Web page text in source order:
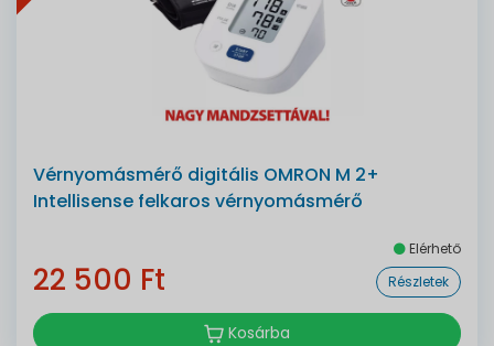
Vérnyomásmérő digitális OMRON M 2+
Intellisense felkaros vérnyomásmérő
Elérhető
22 500 Ft Részletek
Kosárba